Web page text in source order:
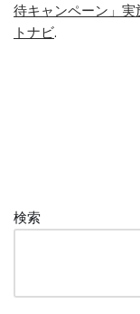
待キャンペーン」実
トナビ.
検索